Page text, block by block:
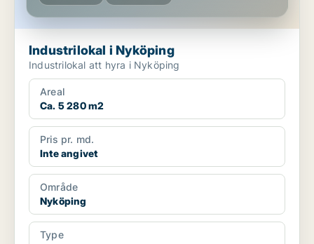
Industrilokal i Nyköping
Industrilokal att hyra i Nyköping
Areal
Ca. 5 280 m2
Pris pr. md.
Inte angivet
Område
Nyköping
Type